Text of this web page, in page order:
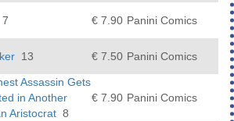
7 € 7.90 Panini Comics
13 € 7.50 Panini Comics
Assassin Gets
in Another
Aristocrat 8
€ 7.90 Panini Comics